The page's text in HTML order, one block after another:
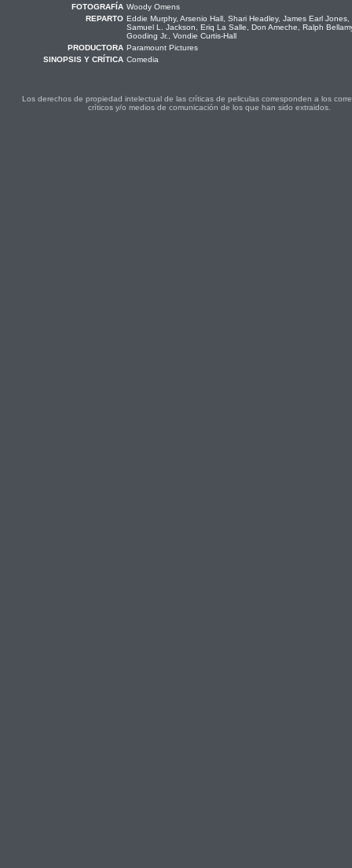
FOTOGRAFÍA Woody Omens
REPARTO Eddie Murphy, Arsenio Hall, Shari Headley, James Earl Jones,
Samuel L. Jackson, Eriq La Salle, Don Ameche, Ralph
Gooding Jr., Vondie Curtis-Hall
PRODUCTORA Paramount Pictures
SINOPSIS Y CRÍTICA Comedia
Los derechos de propiedad intelectual de las críticas de peliculas corresponden a los
críticos y/o medios de comunicación de los que han sido extraidos.